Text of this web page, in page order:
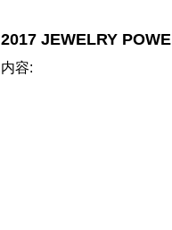
2017 JEWELRY
内容: